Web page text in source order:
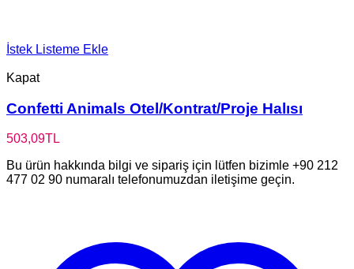
İstek Listeme Ekle
Kapat
Confetti Animals Otel/Kontrat/Proje Halısı
503,09TL
Bu ürün hakkında bilgi ve sipariş için lütfen bizimle +90 212
477 02 90 numaralı telefonumuzdan iletişime geçin.